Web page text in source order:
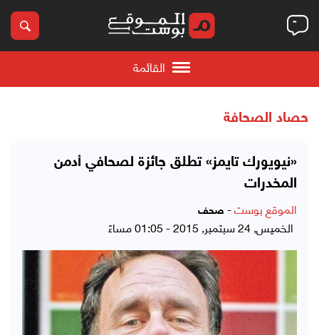
القائمة
حصاد الصحافة
«نيويورك تايمز» تطلق جائزة لصحافي أدمن
المخدرات
الموقع بوست- صحف
الخميس, 24 سبتمبر, 2015 - 01:05 مساءً